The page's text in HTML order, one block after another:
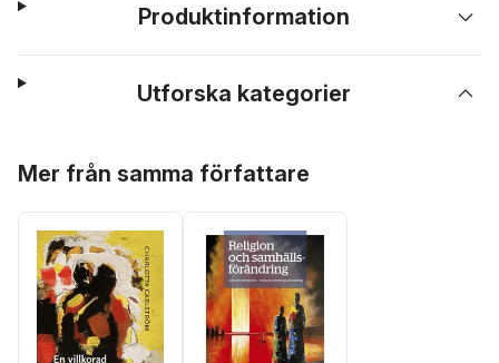
Produktinformation
Utforska kategorier
Mer från samma författare